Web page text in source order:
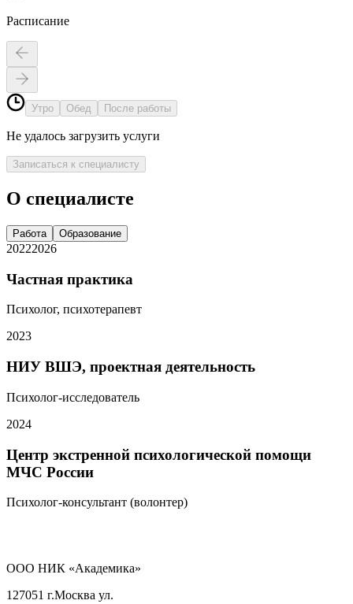
Расписание
Утро Обед После работы
Не удалось загрузить услуги
Записаться к специалисту
О специалисте
Работа Образование
20222026
Частная практика
Психолог, психотерапевт
2023
НИУ ВШЭ, проектная деятельность
Психолог-исследователь
2024
Центр экстренной психологической помощи
МЧС России
Психолог-консультант (волонтер)
ООО НИК «Академика»
127051 г.Москва ул.